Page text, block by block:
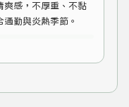
爽感，不厚重、不黏
勤與炎熱季節。